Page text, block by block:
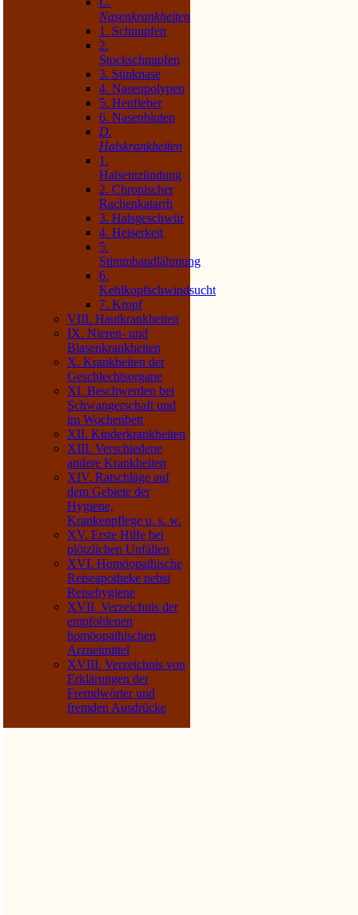
Nasenkrankheiten
1. Schnupfen
2.
Stockschnupfen
3. Stinknase
4. Nasenpolypen
5. Heufieber
6. Nasenbluten
D.
Halskrankheiten
1.
Halsentzündung
2. Chronischer
Rachenkatarrh
3. Halsgeschwür
4. Heiserkeit
5.
Stimmbandlähmung
6.
Kehlkopfschwindsucht
7. Kropf
VIII. Hautkrankheiten
IX. Nieren- und
Blasenkrankheiten
X. Krankheiten der
Geschlechtsorgane
XI. Beschwerden bei
Schwangerschaft und
im Wochenbett
XII. Kinderkrankheiten
XIII. Verschiedene
andere Krankheiten
XIV. Ratschläge auf
dem Gebiete der
Hygiene,
Krankenpflege u. s. w.
XV. Erste Hilfe bei
plötzlichen Unfällen
XVI. Homöopathische
Reiseapotheke nebst
Reisehygiene
XVII. Verzeichnis der
empfohlenen
homöopathischen
Arzneimittel
XVIII. Verzeichnis von
Erklärungen der
Fremdwörter und
fremden Ausdrücke